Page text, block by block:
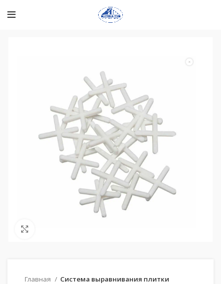
Главная Система выравнивания плитки